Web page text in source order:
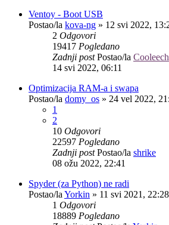
Ventoy - Boot USB
Postao/la kova-ng » 12 svi 2022,
2 Odgovori
19417 Pogledano
Zadnji postPostao/la Cooleech
14 svi 2022, 06:11
Optimizacija RAM-a i swapa
Postao/la domy_os » 24 vel 2022,
1
2
10 Odgovori
22597 Pogledano
Zadnji postPostao/la shrike
08 ožu 2022, 22:41
Spyder (za Python) ne radi
Postao/la Yorkin » 11 svi 2021, 22:28
1 Odgovori
18889 Pogledano